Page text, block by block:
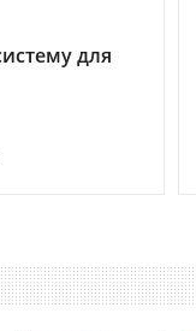
для